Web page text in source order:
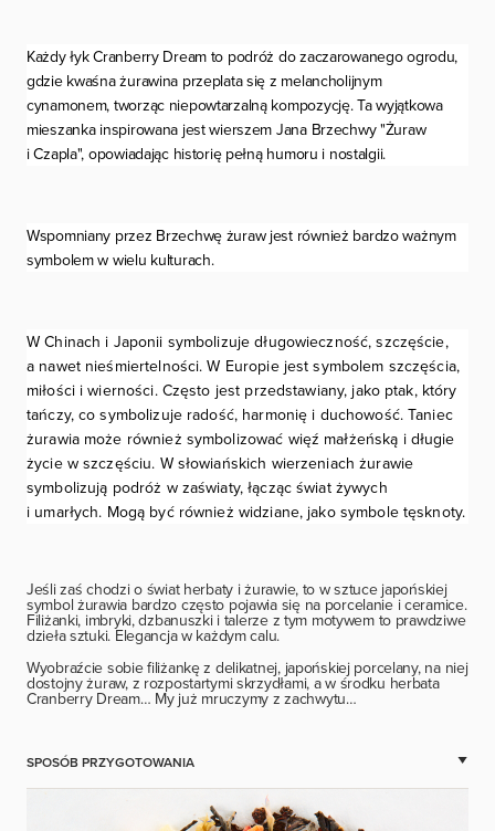
Każdy łyk Cranberry Dream to podróż do zaczarowanego ogrodu,
gdzie kwaśna żurawina przeplata się z melancholijnym
cynamonem, tworząc niepowtarzalną kompozycję. Ta wyjątkowa
mieszanka inspirowana jest wierszem Jana Brzechwy "Żuraw
i Czapla", opowiadając historię pełną humoru i nostalgii.
Wspomniany przez Brzechwę żuraw jest również bardzo ważnym
symbolem w wielu kulturach.
W Chinach i Japonii symbolizuje długowieczność, szczęście,
a nawet nieśmiertelności.W Europie jest symbolem szczęścia,
miłości i wierności. Często jest przedstawiany, jako ptak, który
tańczy, co symbolizuje radość, harmonię i duchowość. Taniec
żurawia może również symbolizować więź małżeńską i długie
życie w szczęściu. W słowiańskich wierzeniach żurawie
symbolizują podróż w zaświaty, łącząc świat żywych
i umarłych. Mogą być również widziane, jako symbole tęsknoty.
Jeśli zaś chodzi o świat herbaty i żurawie, to w sztuce japońskiej
symbol żurawia bardzo często pojawia się na porcelanie i ceramice.
Filiżanki, imbryki, dzbanuszki i talerze z tym motywem to prawdziwe
dzieła sztuki. Elegancja w każdym calu.
Wyobraźcie sobie filiżankę z delikatnej, japońskiej porcelany, na niej
dostojny żuraw, z rozpostartymi skrzydłami, a w środku herbata
Cranberry Dream… My już mruczymy z zachwytu…
SPOSÓB PRZYGOTOWANIA
Zalej herbatę wodą o temperaturze 100 stopni C i parz przez 3